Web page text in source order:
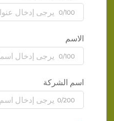
0/100
الاسم
0/100
اسم الشركة
0/200